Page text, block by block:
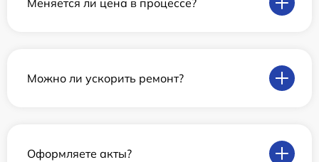
Можно ли ускорить ремонт?
Оформляете акты?